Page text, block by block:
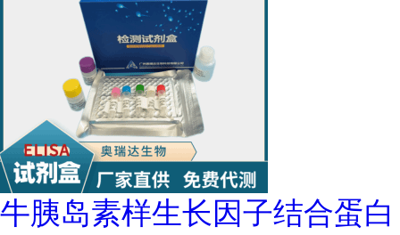
牛胰岛素样生长因子结合蛋白